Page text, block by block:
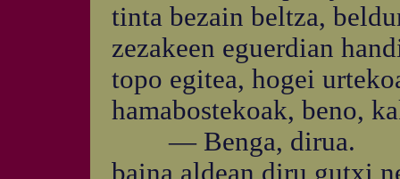
tinta bezain beltza,
zezakeen eguerdian
topo egitea, hogei
hamabostekoak, beno,
— Benga, dirua.
baina aldean diru gutxi